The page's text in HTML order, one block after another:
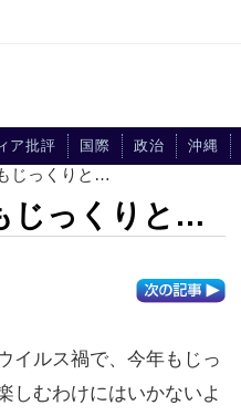
ア批評 国際 政治 沖縄
じっくりと…
じっくりと…
イルス禍で、今年もじっ
しむわけにはいかないよ